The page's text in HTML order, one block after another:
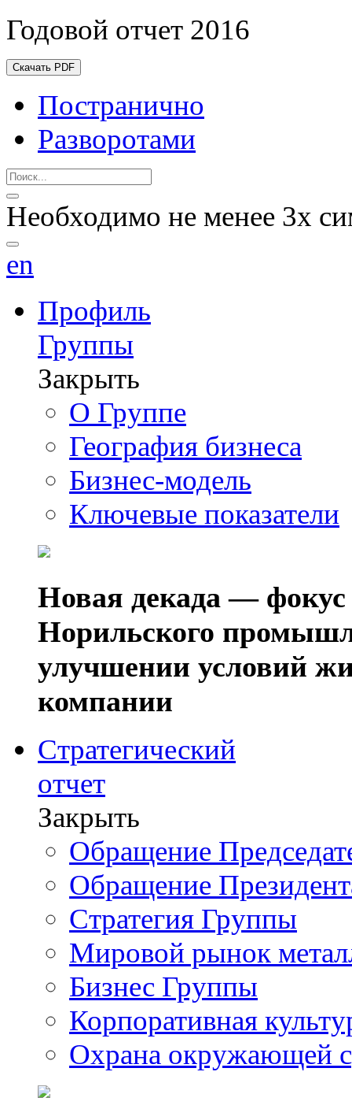
Годовой отчет 2016
Скачать PDF
Постранично
Разворотами
Необходимо не менее 3х
en
Профиль
Группы
Закрыть
О Группе
География бизнеса
Бизнес-модель
Ключевые показатели
Новая декада — фокус
Норильского
улучшении условий
компании
Стратегический
отчет
Закрыть
Обращение
Обращение
Стратегия Группы
Мировой рынок
Бизнес Группы
Корпоративная
Охрана окружающей